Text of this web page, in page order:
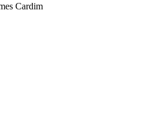
Cardim